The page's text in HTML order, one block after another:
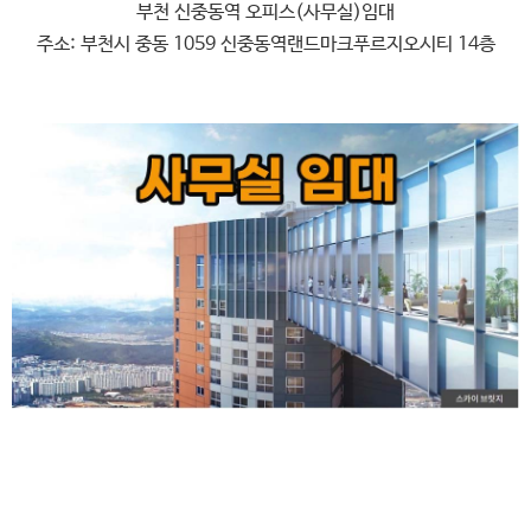
부천 신중동역 오피스(사무실)임대
주소: 부천시 중동 1059 신중동역랜드마크푸르지오시티 14층